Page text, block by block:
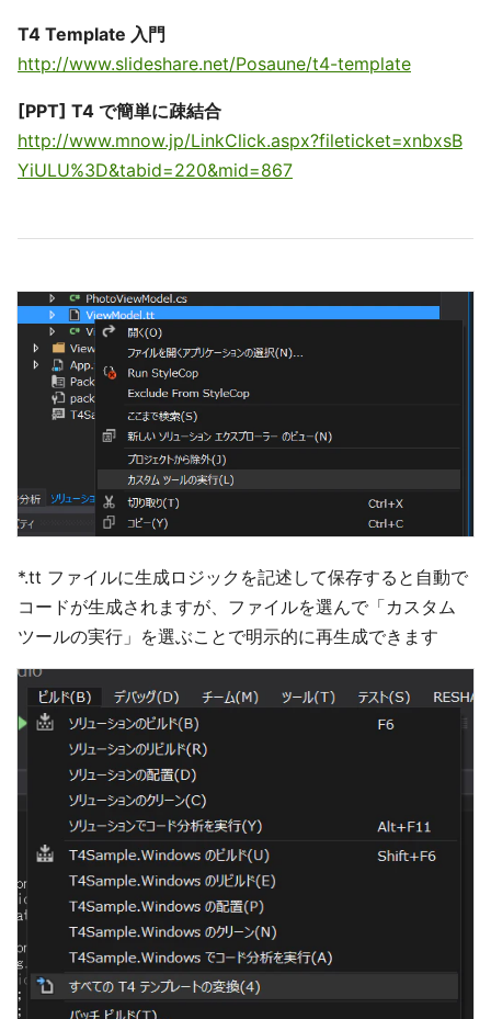
T4 Template 入門
http://www.slideshare.net/Posaune/t4-template
[PPT] T4 で簡単に疎結合
http://www.mnow.jp/LinkClick.aspx?fileticket=xnbxsB
YiULU%3D&tabid=220&mid=867
*.tt ファイルに生成ロジックを記述して保存すると自動で
コードが生成されますが、ファイルを選んで「カスタム
ツールの実行」を選ぶことで明示的に再生成できます